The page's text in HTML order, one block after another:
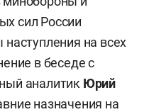
сил России
на всех
в беседе с
аналитик Юрий
назначения на